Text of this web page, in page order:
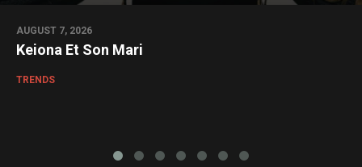
AUGUST 7, 2026
Keiona Et Son Mari
TRENDS